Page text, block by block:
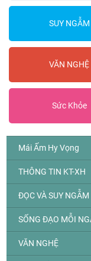
SUY NGẪM
VĂN NGHỆ
Sức Khỏe
Mái Ấm Hy Vọng
THÔNG TIN KT-XH
ĐỌC VÀ SUY NGẪM
SỐNG ĐẠO MỖI
VĂN NGHỆ